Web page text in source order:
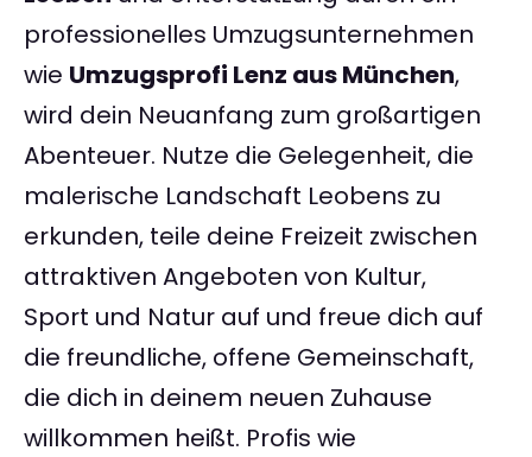
professionelles Umzugsunternehmen
wie Umzugsprofi Lenz aus München,
wird dein Neuanfang zum großartigen
Abenteuer. Nutze die Gelegenheit, die
malerische Landschaft Leobens zu
erkunden, teile deine Freizeit zwischen
attraktiven Angeboten von Kultur,
Sport und Natur auf und freue dich auf
die freundliche, offene Gemeinschaft,
die dich in deinem neuen Zuhause
willkommen heißt. Profis wie